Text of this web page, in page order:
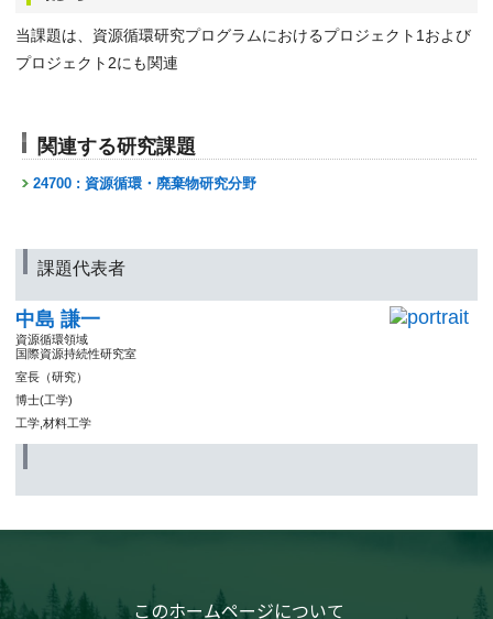
当課題は、資源循環研究プログラムにおけるプロジェクト1および
プロジェクト2にも関連
関連する研究課題
24700 : 資源循環・廃棄物研究分野
課題代表者
中島 謙一
資源循環領域
国際資源持続性研究室
室長（研究）
博士(工学)
工学,材料工学
このホームページについて